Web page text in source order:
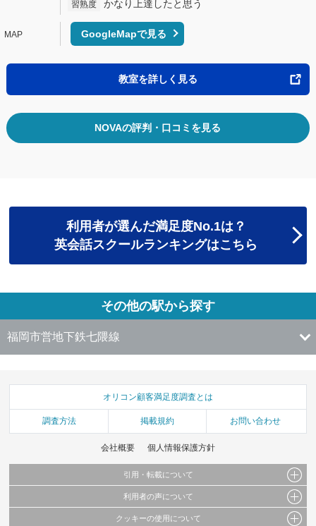
習熟度 かなり上達したと思う
GoogleMapで見る
教室を詳しく見る
NOVAの評判・口コミを見る
利用者が選んだ満足度No.1は？
英会話スクールランキングはこちら
その他の駅から探す
福岡市営地下鉄七隈線
オリコン顧客満足度調査とは
調査方法 掲載規約 お問い合わせ
会社概要 個人情報保護方針
引用・転載について
当サイトで公開されている情報（文字、写真、イラスト、画像データ等）及びこれらの配
これらの情報を権利者の許可なく無断転載・複製などの二次利用を行うことは固く禁じて
利用者の声について
当サイトに掲載している内容はすべてサービスの利用者が提出された見解・感想です。
クッキーの使用について